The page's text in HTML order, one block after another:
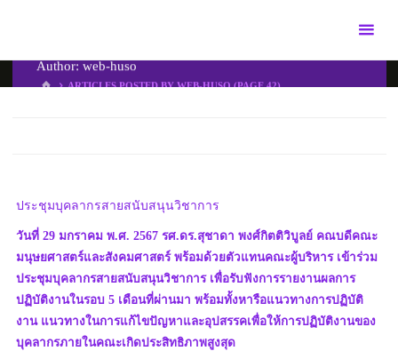
Author: web-huso
HOME
ARTICLES POSTED BY WEB-HUSO(PAGE 42)
ประชุมบุคลากรสายสนับสนุนวิชาการ
วันที่ 29 มกราคม พ.ศ. 2567 รศ.ดร.สุชาดา พงศ์กิตติวิบูลย์ คณบดีคณะ
มนุษยศาสตร์และสังคมศาสตร์ พร้อมด้วยตัวแทนคณะผู้บริหาร เข้าร่วม
ประชุมบุคลากรสายสนับสนุนวิชาการ เพื่อรับฟังการรายงานผลการ
ปฏิบัติงานในรอบ 5 เดือนที่ผ่านมา พร้อมทั้งหารือแนวทางการปฏิบัติ
งาน แนวทางในการแก้ไขปัญหาและอุปสรรคเพื่อให้การปฏิบัติงานของ
บุคลากรภายในคณะเกิดประสิทธิภาพสูงสุด